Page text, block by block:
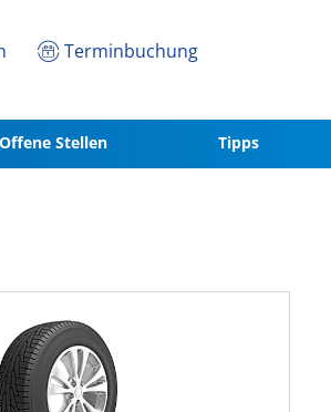
Terminbuchung
Offene Stellen Tipps